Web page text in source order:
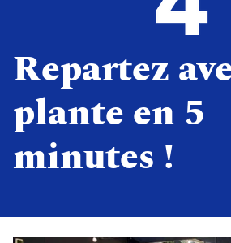
Repartez
plante en 5
minutes !